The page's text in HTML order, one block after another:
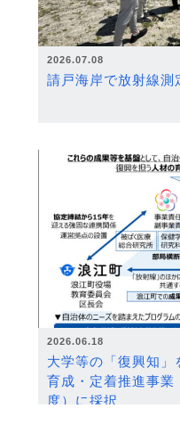
2026.07.08
請戸海岸で放射線測
2026.06.18
大学等の「復興知
育成・定着推進事業
度）に採択